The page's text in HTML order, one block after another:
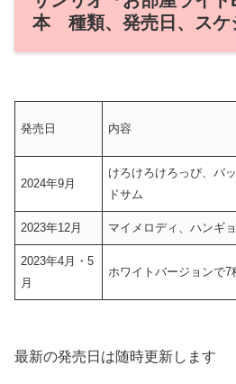
本 種類、発売日、スケ
発売日 内容
2024年9月
けろけろけろっぴ、バ
ドサム
2023年12月 マイメロディ、ハンギ
2023年4月・5
月
ホワイトバージョンで7
最新の発売日は随時更新します